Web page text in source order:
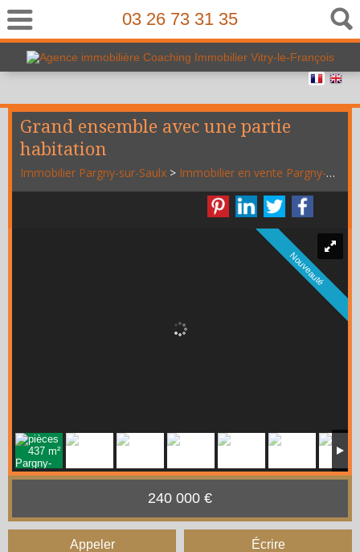
03 26 73 31 35
Grand ensemble avec une partie
habitation
Immobilier Pargny-sur-Saulx > Immobilier en vente Pargny-sur-Saulx
Nouveauté
240 000 €
Appeler Écrire